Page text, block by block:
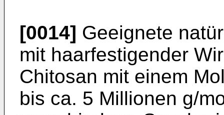
[0014] Geeignete
mit haarfestigender
Chitosan mit einem
bis ca. 5 Millionen g/